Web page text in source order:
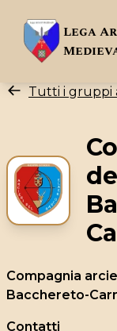
Lega
Tutti i gruppi
Compagnia
Bacchereto-
Contatti